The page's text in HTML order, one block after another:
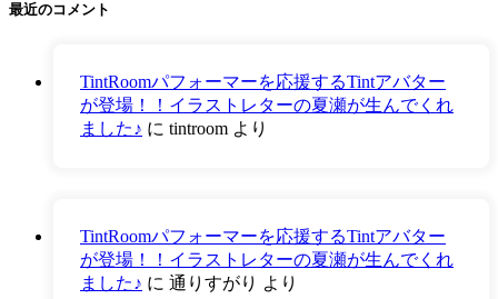
最近のコメント
TintRoomパフォーマーを応援するTintアバター
が登場！！イラストレターの夏瀬が生んでくれ
ました♪ に tintroom より
TintRoomパフォーマーを応援するTintアバター
が登場！！イラストレターの夏瀬が生んでくれ
ました♪ に 通りすがり より